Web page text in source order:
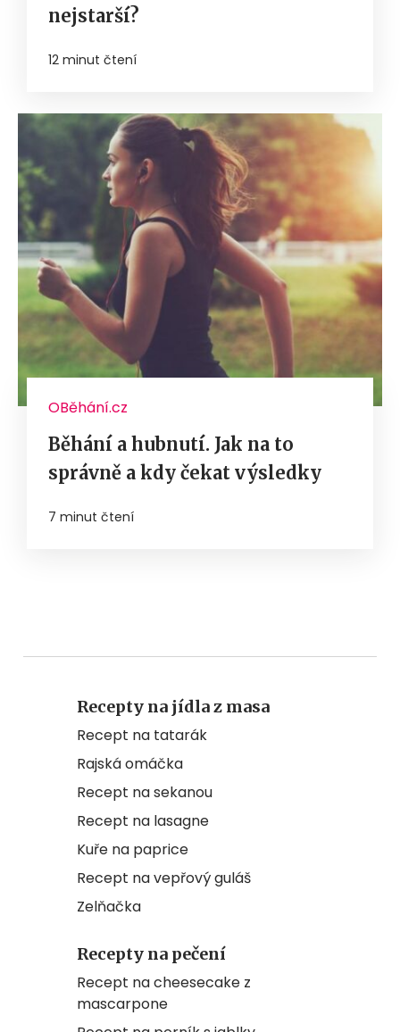
nejstarší?
12 minut čtení
OBěhání.cz
Běhání a hubnutí. Jak na to
správně a kdy čekat výsledky
7 minut čtení
Recepty na jídla z masa
Recept na tatarák
Rajská omáčka
Recept na sekanou
Recept na lasagne
Kuře na paprice
Recept na vepřový guláš
Zelňačka
Recepty na pečení
Recept na cheesecake z
mascarpone